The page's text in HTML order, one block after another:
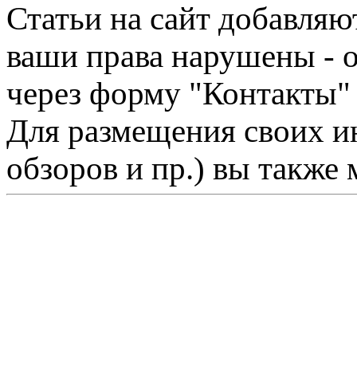
Статьи на сайт
ваши права нарушены -
через форму "Контакты"
Для размещения своих
обзоров и пр.) вы также